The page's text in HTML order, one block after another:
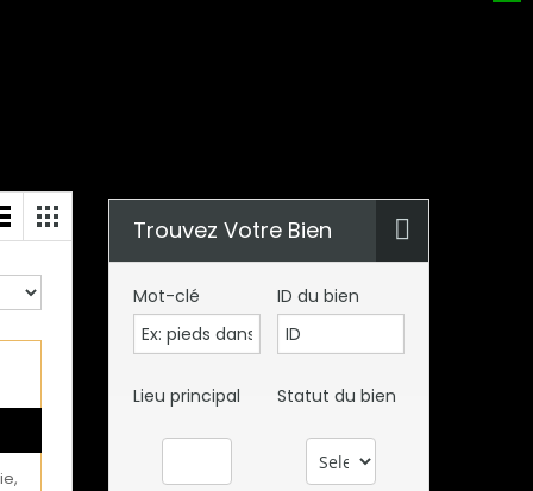
Trouvez Votre Bien
Mot-clé ID du bien
Lieu principal Statut du bien